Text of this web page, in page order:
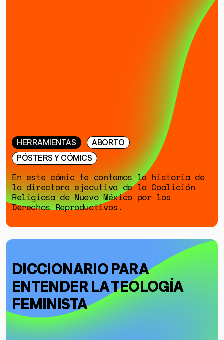
HERRAMIENTAS
ABORTO
PÓSTERS Y CÓMICS
En este cómic te contamos la historia de
la directora ejecutiva de la Coalición
Religiosa de Nuevo México por los
Derechos Reproductivos.
DICCIONARIO PARA
ENTENDER LA TEOLOGÍA
FEMINISTA